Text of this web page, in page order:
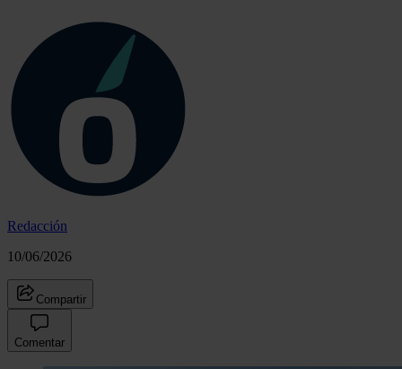
Redacción
10/06/2026
Compartir
Comentar